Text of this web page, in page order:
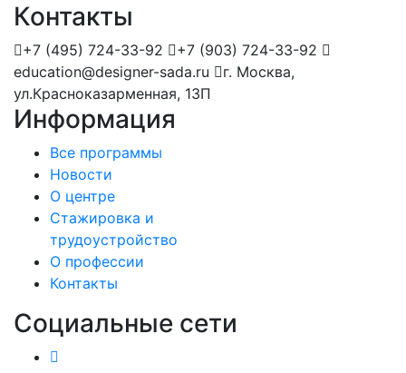
Контакты
+7 (495) 724-33-92
+7 (903) 724-33-92
education@designer-sada.ru
г. Москва,
ул.Красноказарменная, 13П
Информация
Все программы
Новости
О центре
Стажировка и
трудоустройство
О профессии
Контакты
Социальные сети